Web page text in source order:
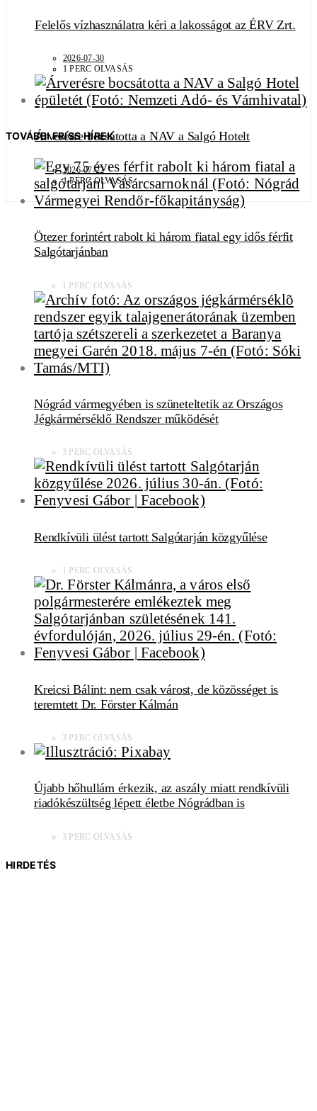
Felelős vízhasználatra kéri a lakosságot az ÉRV Zrt.
2026-07-30
1 PERC OLVASÁS
Árverésre bocsátotta a NAV a Salgó Hotelt
2026-07-22
1 PERC OLVASÁS
TOVÁBBI FRISS HÍREK
Ötezer forintért rabolt ki három fiatal egy idős férfit
Salgótarjánban
1 PERC OLVASÁS
Nógrád vármegyében is szüneteltetik az Országos
Jégkármérséklő Rendszer működését
3 PERC OLVASÁS
Rendkívüli ülést tartott Salgótarján közgyűlése
1 PERC OLVASÁS
Kreicsi Bálint: nem csak várost, de közösséget is
teremtett Dr. Förster Kálmán
3 PERC OLVASÁS
Újabb hőhullám érkezik, az aszály miatt rendkívüli
riadókészültség lépett életbe Nógrádban is
3 PERC OLVASÁS
HIRDETÉS